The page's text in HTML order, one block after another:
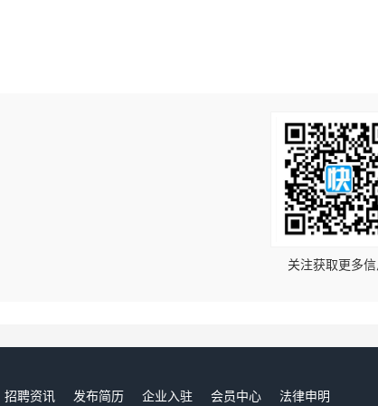
关注获取更多
招聘资讯 发布简历 企业入驻 会员中心 法律申明